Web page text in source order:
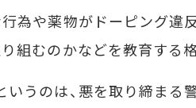
為や薬物がドーピング違
組むのかなどを教育する
うのは、悪を取り締まる